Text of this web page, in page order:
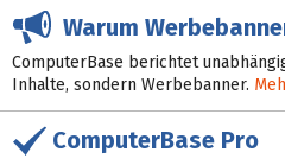
Warum
ComputerBase berichtet
Inhalte, sondern Werbebanner.
ComputerBase Pro